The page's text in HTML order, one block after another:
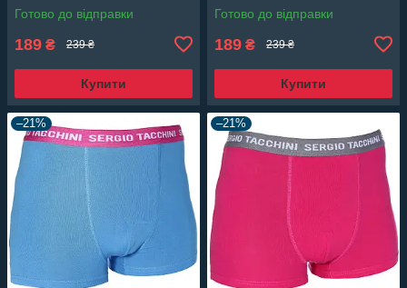
Готово до відправки
189 ₴ 239 ₴
Купити
Готово до відправки
189 ₴ 239 ₴
Купити
–21% –21%